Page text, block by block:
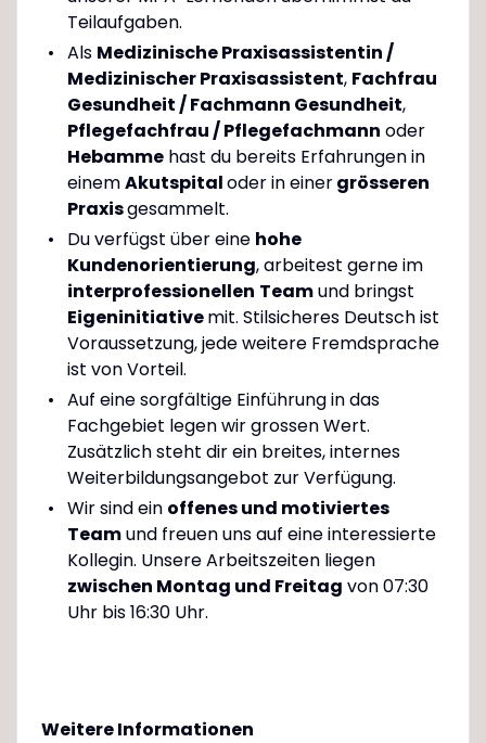
Teilaufgaben.
Als Medizinische Praxisassistentin /
Medizinischer Praxisassistent, Fachfrau
Gesundheit / Fachmann Gesundheit,
Pflegefachfrau / Pflegefachmann oder
Hebammehast du bereits Erfahrungen in
einemAkutspitaloder in einergrösseren
Praxisgesammelt.
Du verfügst über eine hohe
Kundenorientierung, arbeitest gerne im
interprofessionellen Teamund bringst
Eigeninitiativemit. Stilsicheres Deutsch ist
Voraussetzung, jede weitere Fremdsprache
ist von Vorteil.
Auf eine sorgfältige Einführung in das
Fachgebiet legen wir grossen Wert.
Zusätzlich steht dir ein breites, internes
Weiterbildungsangebot zur Verfügung.
Wir sind ein offenes und motiviertes
Teamund freuen uns auf eine interessierte
Kollegin. Unsere Arbeitszeiten liegen
zwischen Montag und Freitag von 07:30
Uhr bis 16:30 Uhr.
Weitere Informationen